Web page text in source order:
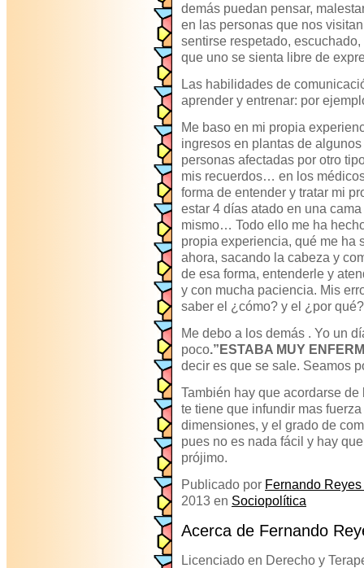
demás puedan pensar,
en las personas que nos
sentirse respetado,
que uno se sienta libre de
Las habilidades de
aprender y entrenar: por
Me baso en mi propia
ingresos en plantas de
personas afectadas por otro
mis recuerdos… en los
forma de entender y tratar mi
estar 4 días atado en una
mismo… Todo ello me ha
propia experiencia, qué me ha
ahora, sacando la cabeza y
de esa forma, entenderle y
y con mucha paciencia. Mis
saber el ¿cómo? y el ¿por qué?
Me debo a los demás . Yo un
poco.”ESTABA MUY
decir es que se sale. Seamos
También hay que acordarse
te tiene que infundir mas
dimensiones, y el grado de
pues no es nada fácil y hay
prójimo.
Publicado por Fernando
2013 en Sociopolítica
Acerca de Fernando
Licenciado en Derecho y